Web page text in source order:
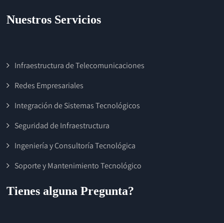
Nuestros Servicios
Infraestructura de Telecomunicaciones
Redes Empresariales
Integración de Sistemas Tecnológicos
Seguridad de Infraestructura
Ingeniería y Consultoría Tecnológica
Soporte y Mantenimiento Tecnológico
Tienes alguna Pregunta?